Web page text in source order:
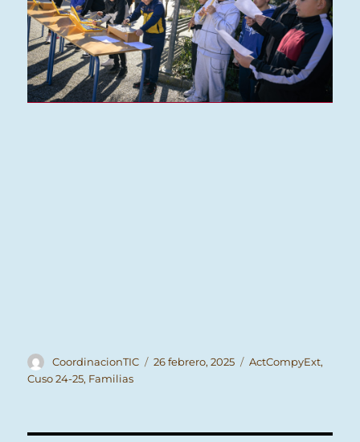
Autor
CoordinacionTIC
Publicado
26 febrero, 2025 Categorías
ActCompyExt,
Cuso 24-25, Familias